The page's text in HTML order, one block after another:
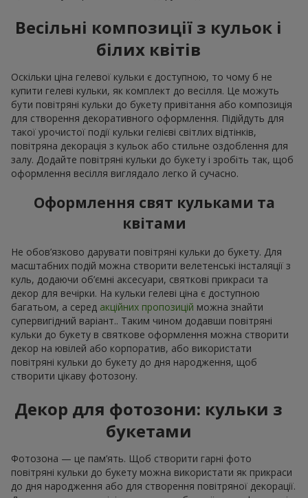
Весільні композиції з кульок і
білих квітів
Оскільки ціна гелевої кульки є доступною, то чому б не
купити гелеві кульки, як комплект до весілля. Це можуть
бути повітряні кульки до букету привітання або композиція
для створення декоративного оформлення. Підійдуть для
такої урочистої події кульки гелієві світлих відтінків,
повітряна декорація з кульок або стильне оздоблення для
залу. Додайте повітряні кульки до букету і зробіть так, щоб
оформлення весілля виглядало легко й сучасно.
Оформлення свят кульками та
квітами
Не обов’язково дарувати повітряні кульки до букету. Для
масштабних подій можна створити велетенські інсталяції з
куль, додаючи об’ємні аксесуари, святкові прикраси та
декор для вечірки. На кульки гелеві ціна є доступною
багатьом, а серед акційних пропозицій можна знайти
супервигідний варіант.. Таким чином додавши повітряні
кульки до букету в святкове оформлення можна створити
декор на ювілей або корпоратив, або використати
повітряні кульки до букету до дня народження, щоб
створити цікаву фотозону.
Декор для фотозони: кульки з
букетами
Фотозона — це пам’ять. Щоб створити гарні фото
повітряні кульки до букету можна використати як прикраси
до дня народження або для створення повітряної декорації.